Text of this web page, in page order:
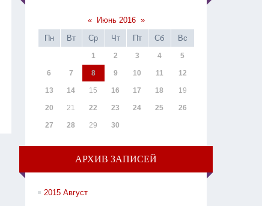
« Июнь 2016 »
Пн
Вт Ср Чт Пт Сб Вс
1 2 3 4 5
6 7 8 9 10 11 12
13 14 15 16 17 18 19
20 21 22 23 24 25 26
27 28 29 30
АРХИВ ЗАПИСЕЙ
2015 Август